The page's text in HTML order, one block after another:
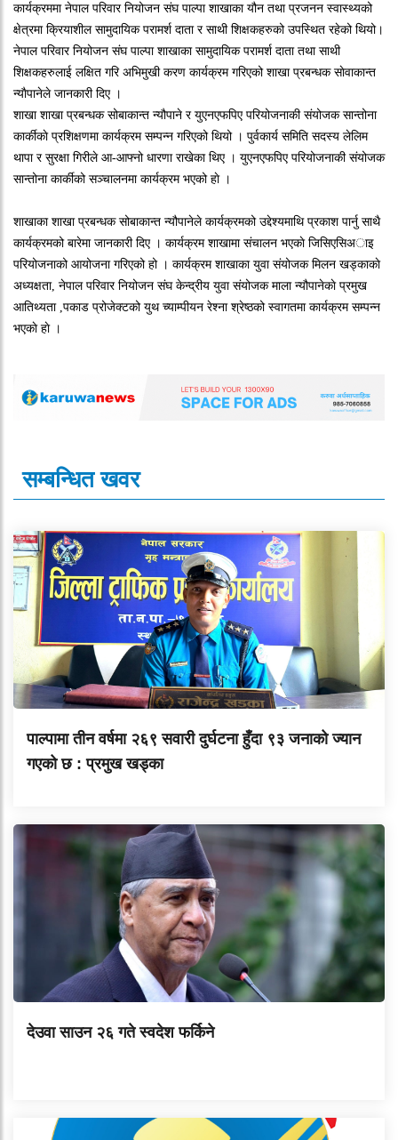
कार्यक्रममा नेपाल परिवार नियोजन संघ पाल्पा शाखाका यौन तथा प्रजनन स्वास्थ्यको
क्षेत्रमा क्रियाशील सामुदायिक परामर्श दाता र साथी शिक्षकहरुको उपस्थित रहेको थियो।
नेपाल परिवार नियोजन संघ पाल्पा शाखाका सामुदायिक परामर्श दाता तथा साथी
शिक्षकहरुलाई लक्षित गरि अभिमुखी करण कार्यक्रम गरिएको शाखा प्रबन्धक साेवाकान्त
न्याैपानेले जानकारी दिए ।
शाखा शाखा प्रबन्धक सोबाकान्त न्यौपाने र युएनएफपिए परियोजनाकी संयोजक सान्तोना
कार्कीकाे प्रशिक्षणमा कार्यक्रम सम्पन्न गरिएको थियो । पुर्वकार्य समिति सदस्य लेलिम
थापा र सुरक्षा गिरीले आ-आफ्नो धारणा राखेका थिए । युएनएफपिए परियोजनाकी संयोजक
सान्तोना कार्कीको सञ्चालनमा कार्यक्रम भएको हाे ।
शाखाका शाखा प्रबन्धक सोबाकान्त न्यौपानेले कार्यक्रमको उद्देश्यमाथि प्रकाश पार्नु साथै
कार्यक्रमको बारेमा जानकारी दिए । कार्यक्रम शाखामा संचालन भएकाे जिसिएसिअाइ
परियोजनाको आयोजना गरिएको हो । कार्यक्रम शाखाका युवा संयोजक मिलन खड्काकाे
अध्यक्षता, नेपाल परिवार नियोजन संघ केन्द्रीय युवा संयोजक माला न्यौपानेकाे प्रमुख
आतिथ्यता ,पकाड प्रोजेक्टको युथ च्याम्पीयन रेश्ना श्रेष्ठको स्वागतमा कार्यक्रम सम्पन्न
भएकाे हाे ।
सम्बन्धित खवर
पाल्पामा तीन वर्षमा २६९ सवारी दुर्घटना हुँदा ९३ जनाको ज्यान
गएको छ : प्रमुख खड्का
देउवा साउन २६ गते स्वदेश फर्किने